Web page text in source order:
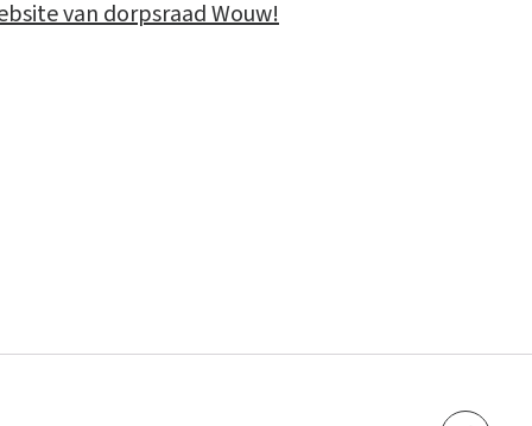
van dorpsraad Wouw!